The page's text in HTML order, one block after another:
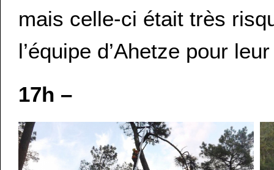
mais celle-ci était très
l’équipe d’Ahetze pour
17h –